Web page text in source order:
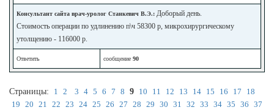
Консультант сайта врач-уролог Станкевич В.Э.: Доборый день.
Стоимость операции по удлинению п\ч 58300 р, микрохирургическому
утолщению - 116000 р.
Ответить сообщение 90
Страницы: 1 2 3 4 5 6 7 8 9 10 11 12 13 14 15 16 17
18
19 20 21 22 23 24 25 26 27 28 29 30 31 32 33 34 35 36 37